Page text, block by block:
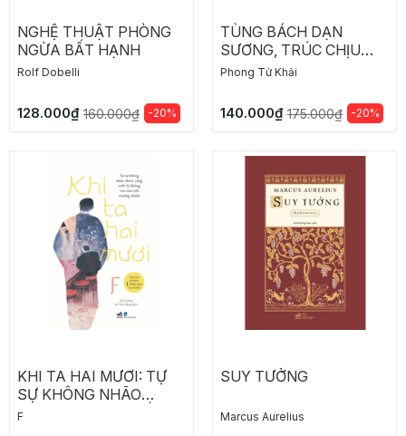
NGHỆ THUẬT PHÒNG
NGỪA BẤT HẠNH
Rolf Dobelli
128.000₫ 160.000₫ -20%
TÙNG BÁCH DẠN
SƯƠNG, TRÚC CHỊU
HÀN
Phong Tử Khải
140.000₫ 175.000₫ -20%
KHI TA HAI MƯƠI: TỰ
SỰ KHÔNG NHÃO
NHOÉT CÙNG TRIẾT LÝ
F
SUY TƯỞNG
Marcus Aurelius